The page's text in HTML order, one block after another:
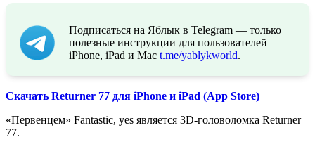
Подписаться на Яблык в Telegram — только
полезные инструкции для пользователей
iPhone, iPad и Mac t.me/yablykworld.
Скачать Returner 77 для iPhone и iPad (App Store)
«Первенцем» Fantastic, yes является 3D-головоломка Returner
77.